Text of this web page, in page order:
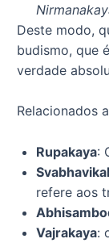
Deste modo,
budismo, que
verdade
Relacionados
Rupakaya:
refere aos
Vajrakaya: